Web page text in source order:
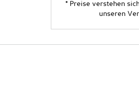
* Preise verstehen
unseren